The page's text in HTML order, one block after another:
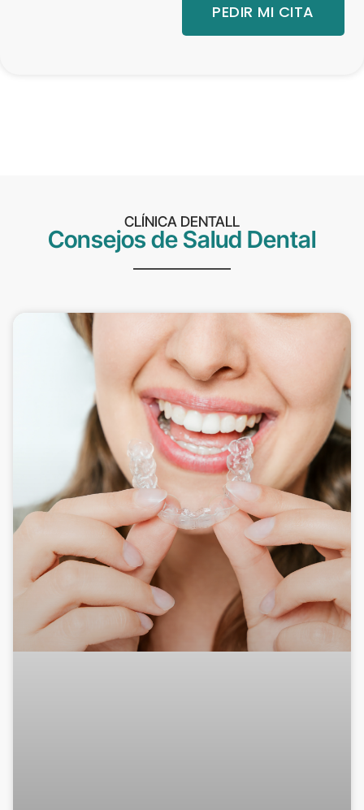
PEDIR MI CITA
CLÍNICA DENTALL
Consejos de Salud Dental